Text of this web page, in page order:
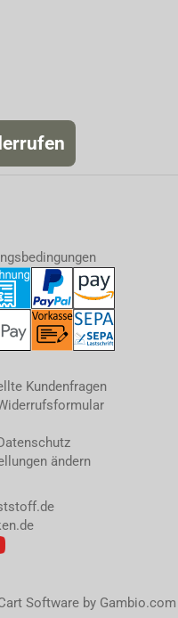
Kundenfragen
ändern
Softwareby